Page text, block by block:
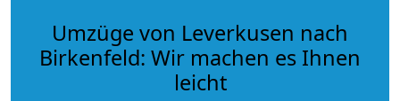
Umzüge von Leverkusen nach
Birkenfeld: Wir machen es Ihnen
leicht